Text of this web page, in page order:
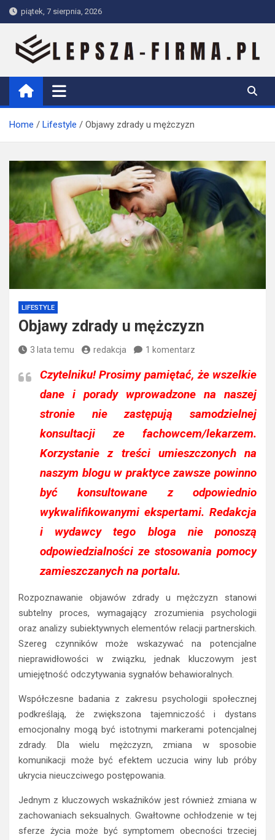
Skip
to
content
piątek, 7 sierpnia, 2026
Lepsza-firma.pl
Home Lifestyle Objawy zdrady u mężczyzn
LIFESTYLE
Objawy zdrady u mężczyzn
3 lata temu redakcja 1 komentarz
Czytelniku!Prosimy pamiętać, że wszelkie
dane i porady wprowadzone na naszej
stronie nie zastępują samodzielnej
konsultacji ze fachowcem/lekarzem.
Korzystanie z treści umieszczonych na
naszym blogu w praktyce zawsze powinno
być konsultowane z odpowiednio
wykwalifikowanymi ekspertami. Redakcja
i wydawcy tego bloga nie ponoszą
odpowiedzialności ze stosowania pomocy
zamieszczanych na portalu.
Rozpoznawanie objawów zdrady u mężczyzn stanowi
subtelny proces, wymagający zrozumienia psychologii
oraz analizy subiektywnych elementów relacji partnerskich.
Szereg czynników może wskazywać na potencjalne
nieprawidłowości w związku, jednak kluczowym jest
umiejętność odczytywania sygnałów behawioralnych.
Współczesne badania z zakresu psychologii społecznej
podkreślają, że zwiększona tajemniczość i dystans
emocjonalny mogą być istotnymi markerami potencjalnej
zdrady. Dla wielu mężczyzn, zmiana w sposobie
komunikacji może być efektem uczucia winy lub próby
ukrycia nieuczciwego postępowania.
Jednym z kluczowych wskaźników jest również zmiana w
zachowaniach seksualnych. Gwałtowne ochłodzenie w tej
sferze życia może być symptomem obecności trzeciej